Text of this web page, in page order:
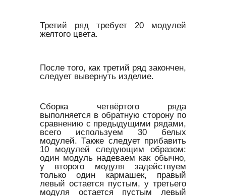
Третий ряд требует 20 модулей
желтого цвета.
После того, как третий ряд закончен,
следует вывернуть изделие.
Сборка четвёртого ряда
выполняется в обратную сторону по
сравнению с предыдущими рядами,
всего используем 30 белых
модулей. Также следует прибавить
10 модулей следующим образом:
один модуль надеваем как обычно,
у второго модуля задействуем
только один кармашек, правый
левый остается пустым, у третьего
модуля остается пустым левый